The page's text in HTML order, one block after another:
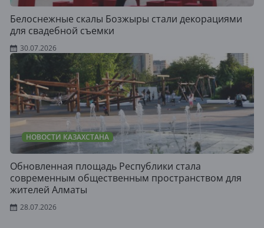
Белоснежные скалы Бозжыры стали декорациями
для свадебной съемки
30.07.2026
НОВОСТИ КАЗАХСТАНА
Обновленная площадь Республики стала
современным общественным пространством для
жителей Алматы
28.07.2026